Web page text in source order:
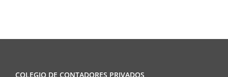
COLEGIO DE CONTADORES PRIVADOS